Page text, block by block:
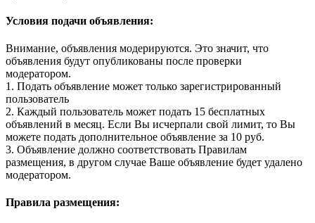
Условия подачи объявления:
Внимание, объявления модерируются. Это значит, что
объявления будут опубликованы после проверки
модератором.
1. Подать объявление может только зарегистрированный
пользователь
2. Каждый пользователь может подать 15 бесплатных
объявлений в месяц. Если Вы исчерпали свой лимит, то Вы
можете подать дополнительное объявление за 10 руб.
3. Объявление должно соответствовать Правилам
размещения, в другом случае Ваше объявление будет удалено
модератором.
Правила размещения: